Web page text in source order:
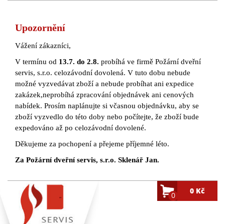
Upozornění
Vážení zákazníci,
V termínu od 13.7. do 2.8. probíhá ve firmě Požární dveřní
servis, s.r.o. celozávodní dovolená. V tuto dobu nebude
možné vyzvedávat zboží a nebude probíhat ani expedice
zakázek,neprobíhá zpracování objednávek ani cenových
nabídek. Prosím naplánujte si včasnou objednávku, aby se
zboží vyzvedlo do této doby nebo počítejte, že zboží bude
expedováno až po celozávodní dovolené.
Děkujeme za pochopení a přejeme příjemné léto.
Za Požární dveřní servis, s.r.o. Sklenář Jan.
0 0 Kč